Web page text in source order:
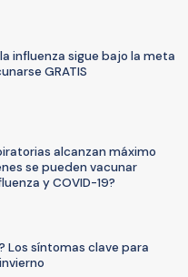
influenza sigue bajo la meta
GRATIS
alcanzan máximo
se pueden vacunar
y COVID-19?
Los síntomas clave para